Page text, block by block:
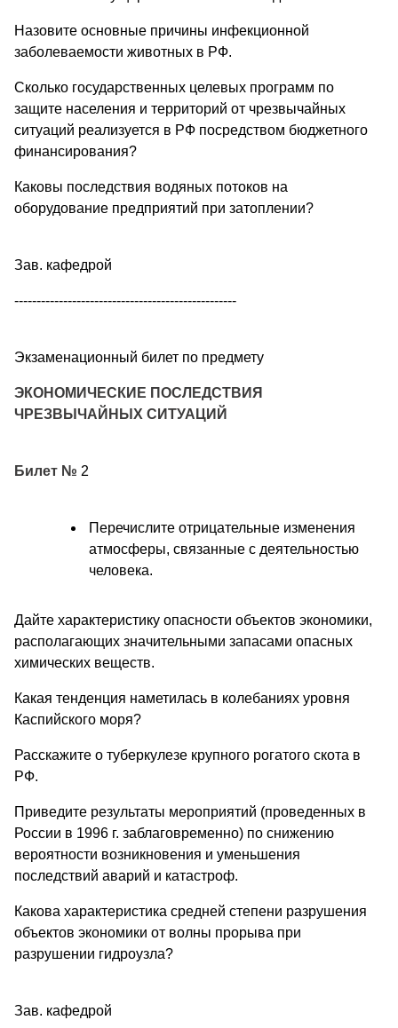
Назовите основные причины инфекционной
заболеваемости животных в РФ.
Сколько государственных целевых программ по
защите населения и территорий от чрезвычайных
ситуаций реализуется в РФ посредством бюджетного
финансирования?
Каковы последствия водяных потоков на
оборудование предприятий при затоплении?
Зав. кафедрой
--------------------------------------------------
Экзаменационный билет по предмету
ЭКОНОМИЧЕСКИЕ ПОСЛЕДСТВИЯ
ЧРЕЗВЫЧАЙНЫХ СИТУАЦИЙ
Билет № 2
Перечислите отрицательные изменения
атмосферы, связанные с деятельностью
человека.
Дайте характеристику опасности объектов экономики,
располагающих значительными запасами опасных
химических веществ.
Какая тенденция наметилась в колебаниях уровня
Каспийского моря?
Расскажите о туберкулезе крупного рогатого скота в
РФ.
Приведите результаты мероприятий (проведенных в
России в 1996 г. заблаговременно) по снижению
вероятности возникновения и уменьшения
последствий аварий и катастроф.
Какова характеристика средней степени разрушения
объектов экономики от волны прорыва при
разрушении гидроузла?
Зав. кафедрой